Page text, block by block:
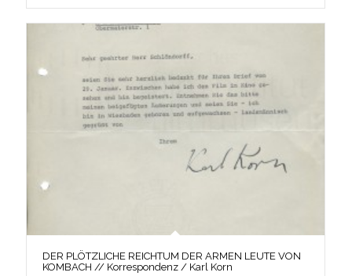
DER PLÖTZLICHE REICHTUM DER ARMEN LEUTE VON
KOMBACH // Korrespondenz / Karl Korn